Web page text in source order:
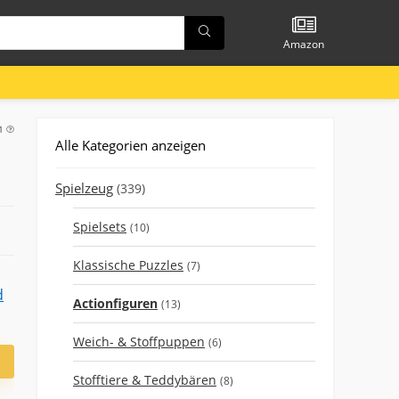
Amazon
Alle Kategorien anzeigen
Spielzeug (339)
Spielsets (10)
Klassische Puzzles (7)
Actionfiguren (13)
Weich- & Stoffpuppen (6)
Stofftiere & Teddybären (8)